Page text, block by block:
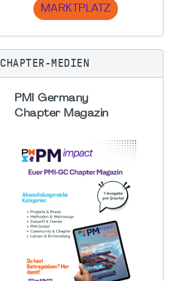
MARKTPLATZ
CHAPTER-MEDIEN
PMI Germany
Chapter Magazin